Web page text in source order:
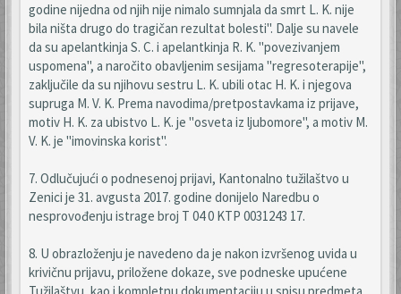
godine nijedna od njih nije nimalo sumnjala da smrt L. K. nije
bila ništa drugo do tragičan rezultat bolesti". Dalje su navele
da su apelantkinja S. C. i apelantkinja R. K. "povezivanjem
uspomena", a naročito obavljenim sesijama "regresoterapije",
zaključile da su njihovu sestru L. K. ubili otac H. K. i njegova
supruga M. V. K. Prema navodima/pretpostavkama iz prijave,
motiv H. K. za ubistvo L. K. je "osveta iz ljubomore", a motiv M.
V. K. je "imovinska korist".
7. Odlučujući o podnesenoj prijavi, Kantonalno tužilaštvo u
Zenici je 31. avgusta 2017. godine donijelo Naredbu o
nesprovođenju istrage broj T 04 0 KTP 0031243 17.
8. U obrazloženju je navedeno da je nakon izvršenog uvida u
krivičnu prijavu, priložene dokaze, sve podneske upućene